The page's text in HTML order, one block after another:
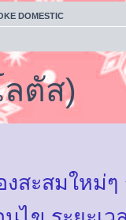
DOMESTIC
ตัส)
งสะสมใหม่